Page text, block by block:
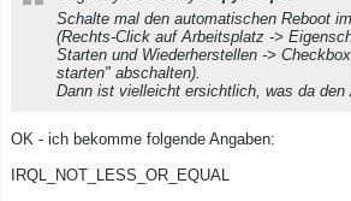
Schalte mal den automatischen Reboot
(Rechts-Click auf Arbeitsplatz ->
Starten und Wiederherstellen ->
starten" abschalten).
Dann ist vielleicht ersichtlich, was da den
OK - ich bekomme folgende Angaben:
IRQL_NOT_LESS_OR_EQUAL